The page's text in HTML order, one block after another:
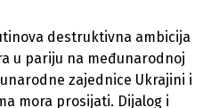
destruktivna ambicija
u pariju na međunarodnoj
zajednice Ukrajini i
mora prosijati. Dijalog i